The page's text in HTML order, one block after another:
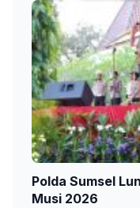
Polda Sumsel
Musi 2026